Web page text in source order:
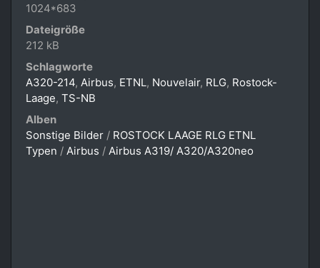
1024*683
Dateigröße
212 kB
Schlagworte
A320-214, Airbus, ETNL, Nouvelair, RLG, Rostock-
Laage, TS-NB
Alben
Sonstige Bilder / ROSTOCK LAAGE RLG ETNL
Typen / Airbus / Airbus A319/ A320/A320neo